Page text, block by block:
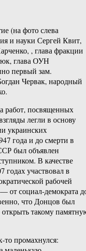
(на фото слева
и науки Сергей Квит,
, глава фракции
глава ОУН
первый зам.
Червак, народный
работ, посвященных
легли в основу
украинских
года и до смерти в
был объявлен
В качестве
годах участвовал в
рабочей
от социал-демократа
что Донцов был
такому
то промахнулся: